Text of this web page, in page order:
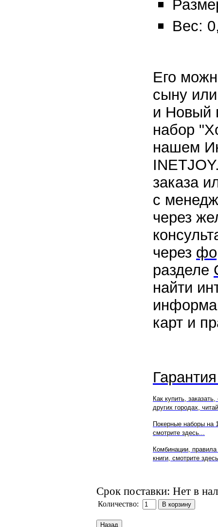
Вес:
Его
сыну
и Новый
набор
нашем
заказа
с
через
через
разделе
найти
карт и
Как купить,
других городах,
Покерные наборы на
смотрите здесь...
Комбинации,
книги, смотрите
Срок поставки: Нет в
Количество: